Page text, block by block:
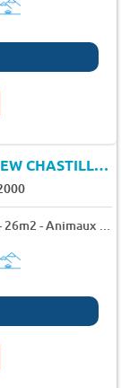
RESIDENCE LE NEW CHASTILLON